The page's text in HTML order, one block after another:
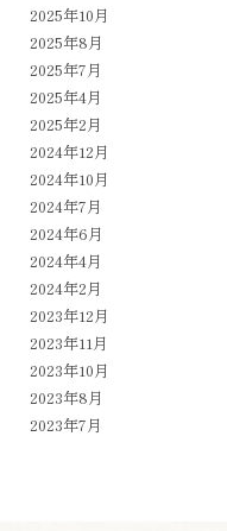
2025年10月
2025年8月
2025年7月
2025年4月
2025年2月
2024年12月
2024年10月
2024年7月
2024年6月
2024年4月
2024年2月
2023年12月
2023年11月
2023年10月
2023年8月
2023年7月